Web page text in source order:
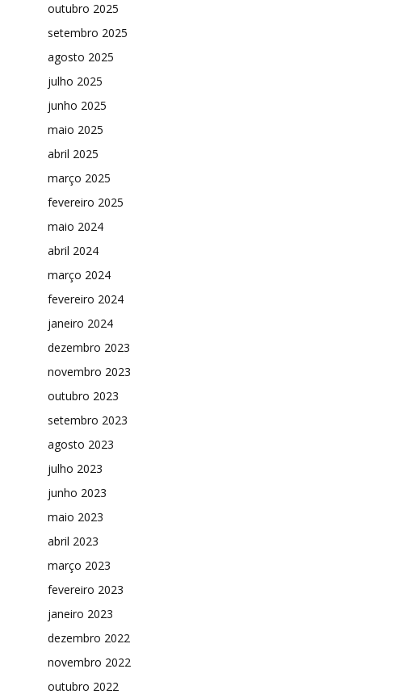
outubro 2025
setembro 2025
agosto 2025
julho 2025
junho 2025
maio 2025
abril 2025
março 2025
fevereiro 2025
maio 2024
abril 2024
março 2024
fevereiro 2024
janeiro 2024
dezembro 2023
novembro 2023
outubro 2023
setembro 2023
agosto 2023
julho 2023
junho 2023
maio 2023
abril 2023
março 2023
fevereiro 2023
janeiro 2023
dezembro 2022
novembro 2022
outubro 2022